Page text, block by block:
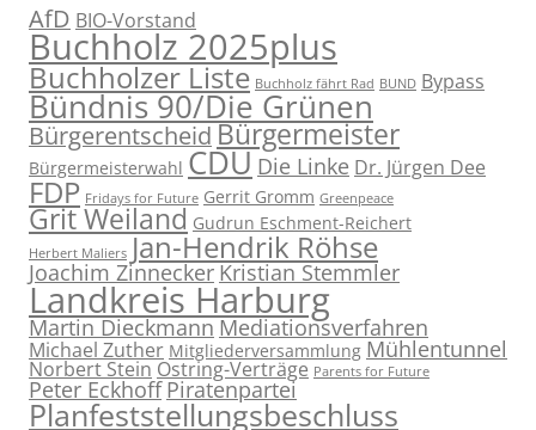
AfD BIO-Vorstand
Buchholz 2025plus
Buchholzer Liste Buchholz fährt Rad BUND Bypass
Bündnis 90/Die Grünen
BürgerentscheidBürgermeister
Bürgermeisterwahl CDU Die Linke Dr. Jürgen Dee
FDP Fridays for Future Gerrit Gromm Greenpeace
Grit Weiland Gudrun Eschment-Reichert
Herbert Maliers Jan-Hendrik Röhse
Joachim ZinneckerKristian Stemmler
Landkreis Harburg
Martin DieckmannMediationsverfahren
Michael Zuther Mitgliederversammlung Mühlentunnel
Norbert Stein Ostring-Verträge Parents for Future
Peter Eckhoff Piratenpartei
Planfeststellungsbeschluss